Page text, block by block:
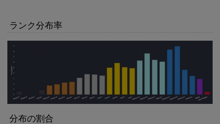
ランク分布率
分布の割合